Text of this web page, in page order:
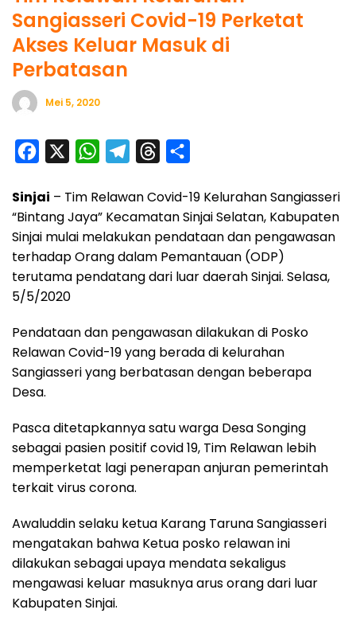
Sangiasseri Covid-19 Perketat
Akses Keluar Masuk di
Perbatasan
Mei 5, 2020
c
e
b
o
o
W
a
s
A
l
e
g
r
r
e
a
d
a
r
e
Sinjai – Tim Relawan Covid-19 Kelurahan Sangiasseri
“Bintang Jaya” Kecamatan Sinjai Selatan, Kabupaten
Sinjai mulai melakukan pendataan dan pengawasan
terhadap Orang dalam Pemantauan (ODP)
terutama pendatang dari luar daerah Sinjai. Selasa,
5/5/2020
Pendataan dan pengawasan dilakukan di Posko
Relawan Covid-19 yang berada di kelurahan
Sangiasseri yang berbatasan dengan beberapa
Desa.
Pasca ditetapkannya satu warga Desa Songing
sebagai pasien positif covid 19, Tim Relawan lebih
memperketat lagi penerapan anjuran pemerintah
terkait virus corona.
Awaluddin selaku ketua Karang Taruna Sangiasseri
mengatakan bahwa Ketua posko relawan ini
dilakukan sebagai upaya mendata sekaligus
mengawasi keluar masuknya arus orang dari luar
Kabupaten Sinjai.